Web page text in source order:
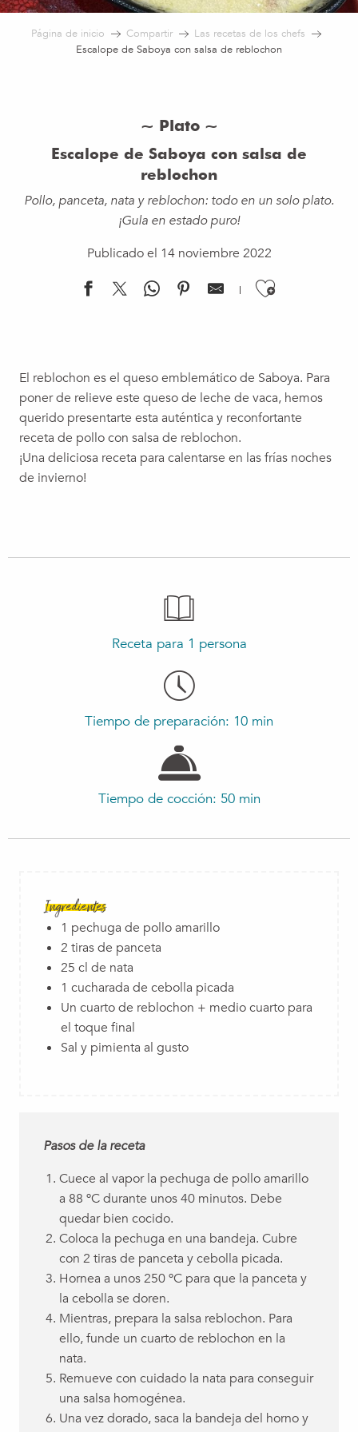
Página de inicio Compartir
Las recetas de los chefs
Escalope de Saboya con salsa de reblochon
~ Plato ~
Escalope de Saboya con salsa de
reblochon
Pollo, panceta, nata y reblochon: todo en un solo plato.
¡Gula en estado puro!
Publicado el 14 noviembre 2022
Ajouter
El reblochon es el queso emblemático de Saboya. Para
poner de relieve este queso de leche de vaca, hemos
querido presentarte esta auténtica y reconfortante
receta de pollo con salsa de reblochon.
¡Una deliciosa receta para calentarse en las frías noches
de invierno!
Receta para 1 persona
Tiempo de preparación: 10 min
Tiempo de cocción: 50 min
Ingredientes
1 pechuga de pollo amarillo
2 tiras de panceta
25 cl de nata
1 cucharada de cebolla picada
Un cuarto de reblochon + medio cuarto para
el toque final
Sal y pimienta al gusto
Pasos de la receta
Cuece al vapor la pechuga de pollo amarillo
a 88 ºC durante unos 40 minutos. Debe
quedar bien cocido.
Coloca la pechuga en una bandeja. Cubre
con 2 tiras de panceta y cebolla picada.
Hornea a unos 250 ºC para que la panceta y
la cebolla se doren.
Mientras, prepara la salsa reblochon. Para
ello, funde un cuarto de reblochon en la
nata.
Remueve con cuidado la nata para conseguir
una salsa homogénea.
Una vez dorado, saca la bandeja del horno y